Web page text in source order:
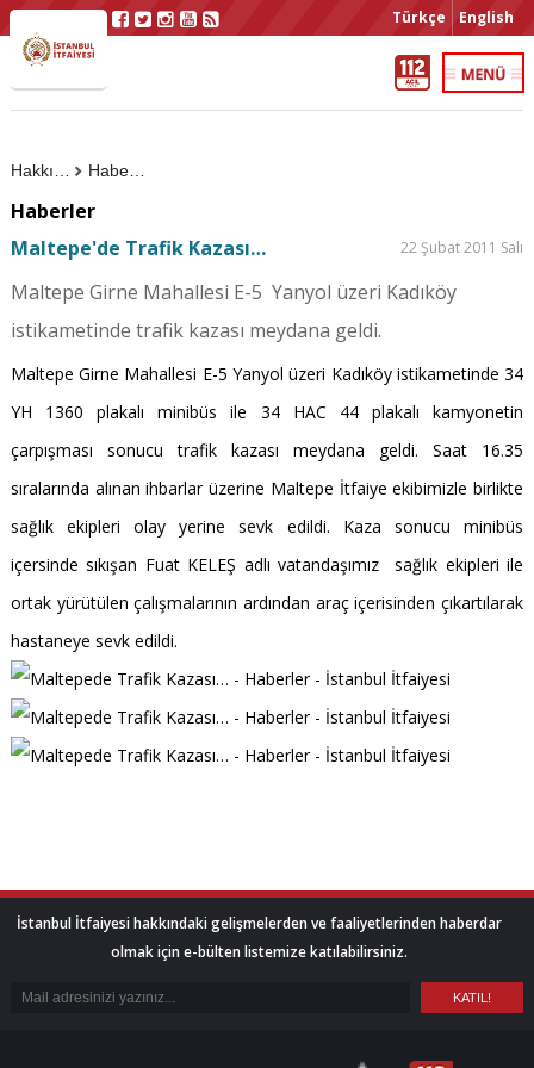
Türkçe English
Haberler
Haberler
Maltepe'de Trafik Kazası…
22 Şubat 2011 Salı
Maltepe Girne Mahallesi E-5 Yanyol üzeri Kadıköy
istikametinde trafik kazası meydana geldi.
Maltepe Girne Mahallesi E-5 Yanyol üzeri Kadıköy istikametinde 34
YH 1360 plakalı minibüs ile 34 HAC 44 plakalı kamyonetin
çarpışması sonucu trafik kazası meydana geldi. Saat 16.35
sıralarında alınan ihbarlar üzerine Maltepe İtfaiye ekibimizle birlikte
sağlık ekipleri olay yerine sevk edildi. Kaza sonucu minibüs
içersinde sıkışan Fuat KELEŞ adlı vatandaşımız sağlık ekipleri ile
ortak yürütülen çalışmalarının ardından araç içerisinden çıkartılarak
hastaneye sevk edildi.
İstanbul İtfaiyesi hakkındaki gelişmelerden ve faaliyetlerinden haberdar
olmak için e-bülten listemize katılabilirsiniz.